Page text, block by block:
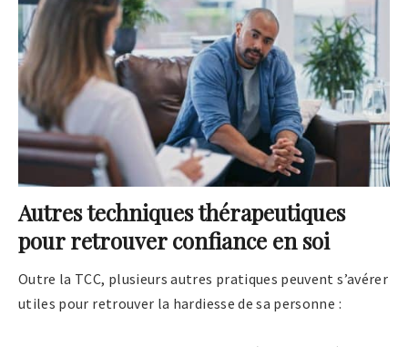
Autres techniques thérapeutiques
pour retrouver confiance en soi
Outre la TCC, plusieurs autres pratiques peuvent s’avérer
utiles pour retrouver la hardiesse de sa personne :